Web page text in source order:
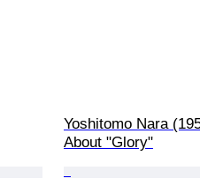
Yoshitomo Nara
About "Glory"